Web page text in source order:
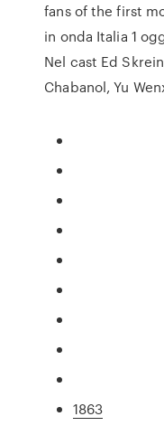
fans of the first
in onda Italia 1
Nel cast Ed
Chabanol, Yu
1863